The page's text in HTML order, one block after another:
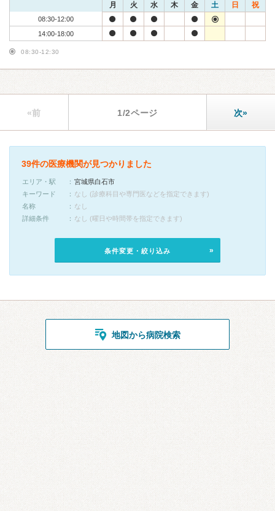
月 火 水 木 金 土 日 祝
08:30-12:00
14:00-18:00
08:30-12:30
«前 1/2ページ 次»
39件の医療機関が見つかりました
エリア・駅
宮城県白石市
キーワード
なし (診療科目や専門医などを指定できます)
名称
なし
詳細条件
なし (曜日や時間帯を指定できます)
条件変更・絞り込み
地図から病院検索